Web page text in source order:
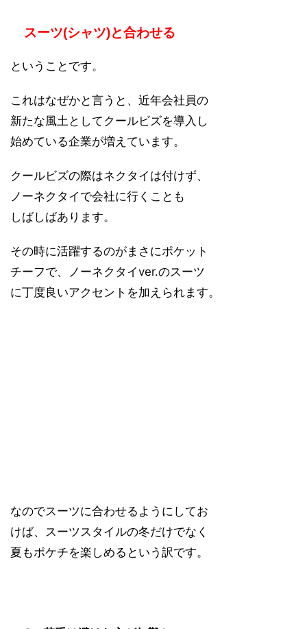
スーツ(シャツ)と合わせる
ということです。
これはなぜかと言うと、近年会社員の
新たな風土としてクールビズを導入し
始めている企業が増えています。
クールビズの際はネクタイは付けず、
ノーネクタイで会社に行くことも
しばしばあります。
その時に活躍するのがまさにポケット
チーフで、ノーネクタイver.のスーツ
に丁度良いアクセントを加えられます。
なのでスーツに合わせるようにしてお
けば、スーツスタイルの冬だけでなく
夏もポケチを楽しめるという訳です。